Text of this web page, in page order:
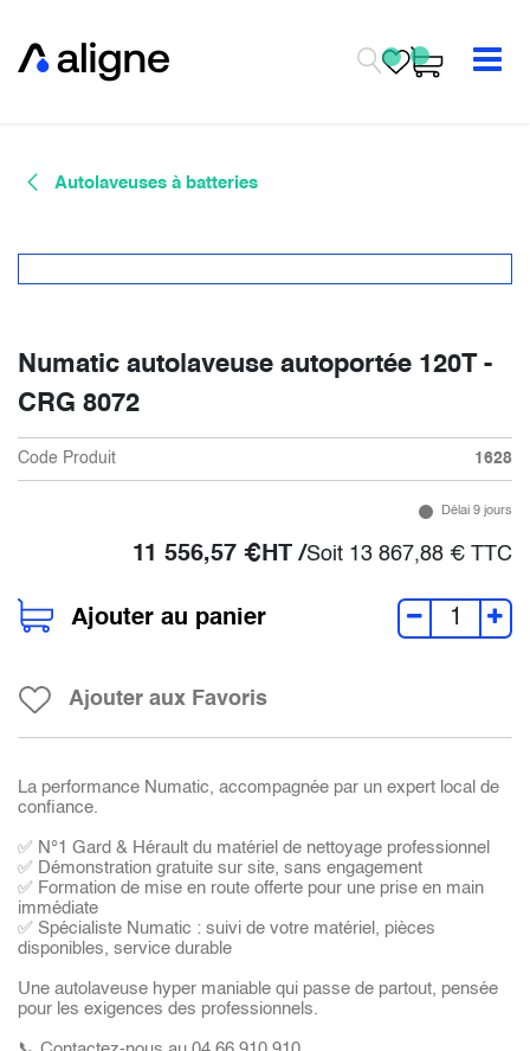
Autolaveuses à batteries
Numatic autolaveuse autoportée 120T -
CRG 8072
Code Produit 1628
Délai 9 jours
11 556,57 €HT /Soit 13 867,88 € TTC
Ajouter au panier
Ajouter aux Favoris
La performance Numatic, accompagnée par un expert local de
confiance.
✅ N°1 Gard & Hérault du matériel de nettoyage professionnel
✅ Démonstration gratuite sur site, sans engagement
✅ Formation de mise en route offerte pour une prise en main
immédiate
✅ Spécialiste Numatic : suivi de votre matériel, pièces
disponibles, service durable
Une autolaveuse hyper maniable qui passe de partout, pensée
pour les exigences des professionnels.